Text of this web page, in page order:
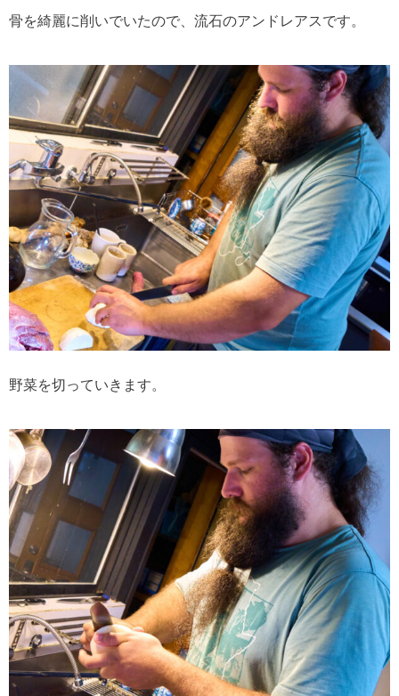
骨を綺麗に削いでいたので、流石のアンドレアスです。
野菜を切っていきます。